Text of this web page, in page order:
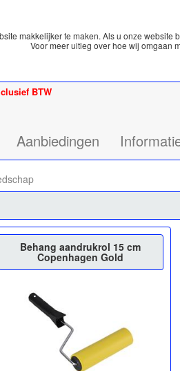
makkelijker te maken. Als u onze
Voor meer uitleg over hoe wij omgaan
BTW
Aanbiedingen
Behang aandrukrol 15 cm
Copenhagen Gold